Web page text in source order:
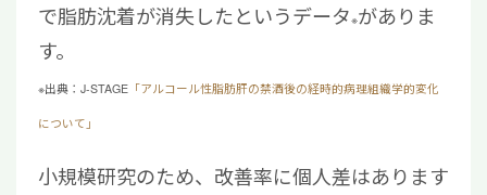
で脂肪沈着が消失したというデータ※がありま
す。
※出典：J-STAGE 「アルコール性脂肪肝の禁酒後の経時的病理組織学的変化
について」
小規模研究のため、改善率に個人差はあります